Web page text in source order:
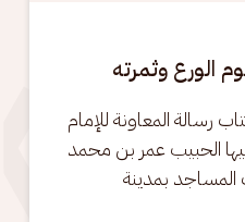
رسالة المعاونة للإمام
الحبيب عمر بن محمد
بمدينة